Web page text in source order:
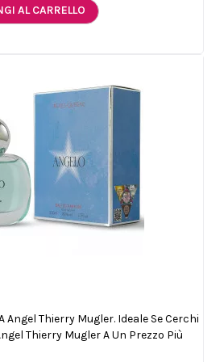
AL CARRELLO
Angel Thierry Mugler. Ideale Se Cerchi
Thierry Mugler A Un Prezzo Più